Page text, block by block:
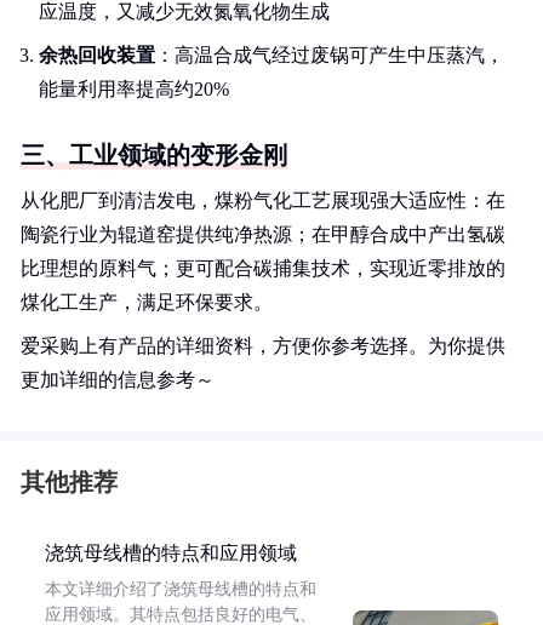
应温度，又减少无效氮氧化物生成
余热回收装置 ：高温合成气经过废锅可产生中压蒸汽，
能量利用率提高约20%
三、工业领域的变形金刚
从化肥厂到清洁发电，煤粉气化工艺展现强大适应性：在
陶瓷行业为辊道窑提供纯净热源；在甲醇合成中产出氢碳
比理想的原料气；更可配合碳捕集技术，实现近零排放的
煤化工生产，满足环保要求。
爱采购上有产品的详细资料，方便你参考选择。为你提供
更加详细的信息参考～
其他推荐
浇筑母线槽的特点和应用领域
本文详细介绍了浇筑母线槽的特点和
应用领域。其特点包括良好的电气、